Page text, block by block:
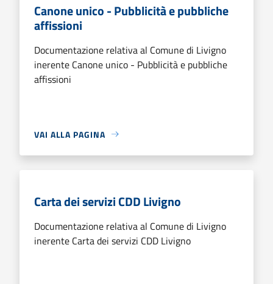
Canone unico - Pubblicità e pubbliche
affissioni
Documentazione relativa al Comune di Livigno
inerente Canone unico - Pubblicità e pubbliche
affissioni
VAI ALLA PAGINA
Carta dei servizi CDD Livigno
Documentazione relativa al Comune di Livigno
inerente Carta dei servizi CDD Livigno